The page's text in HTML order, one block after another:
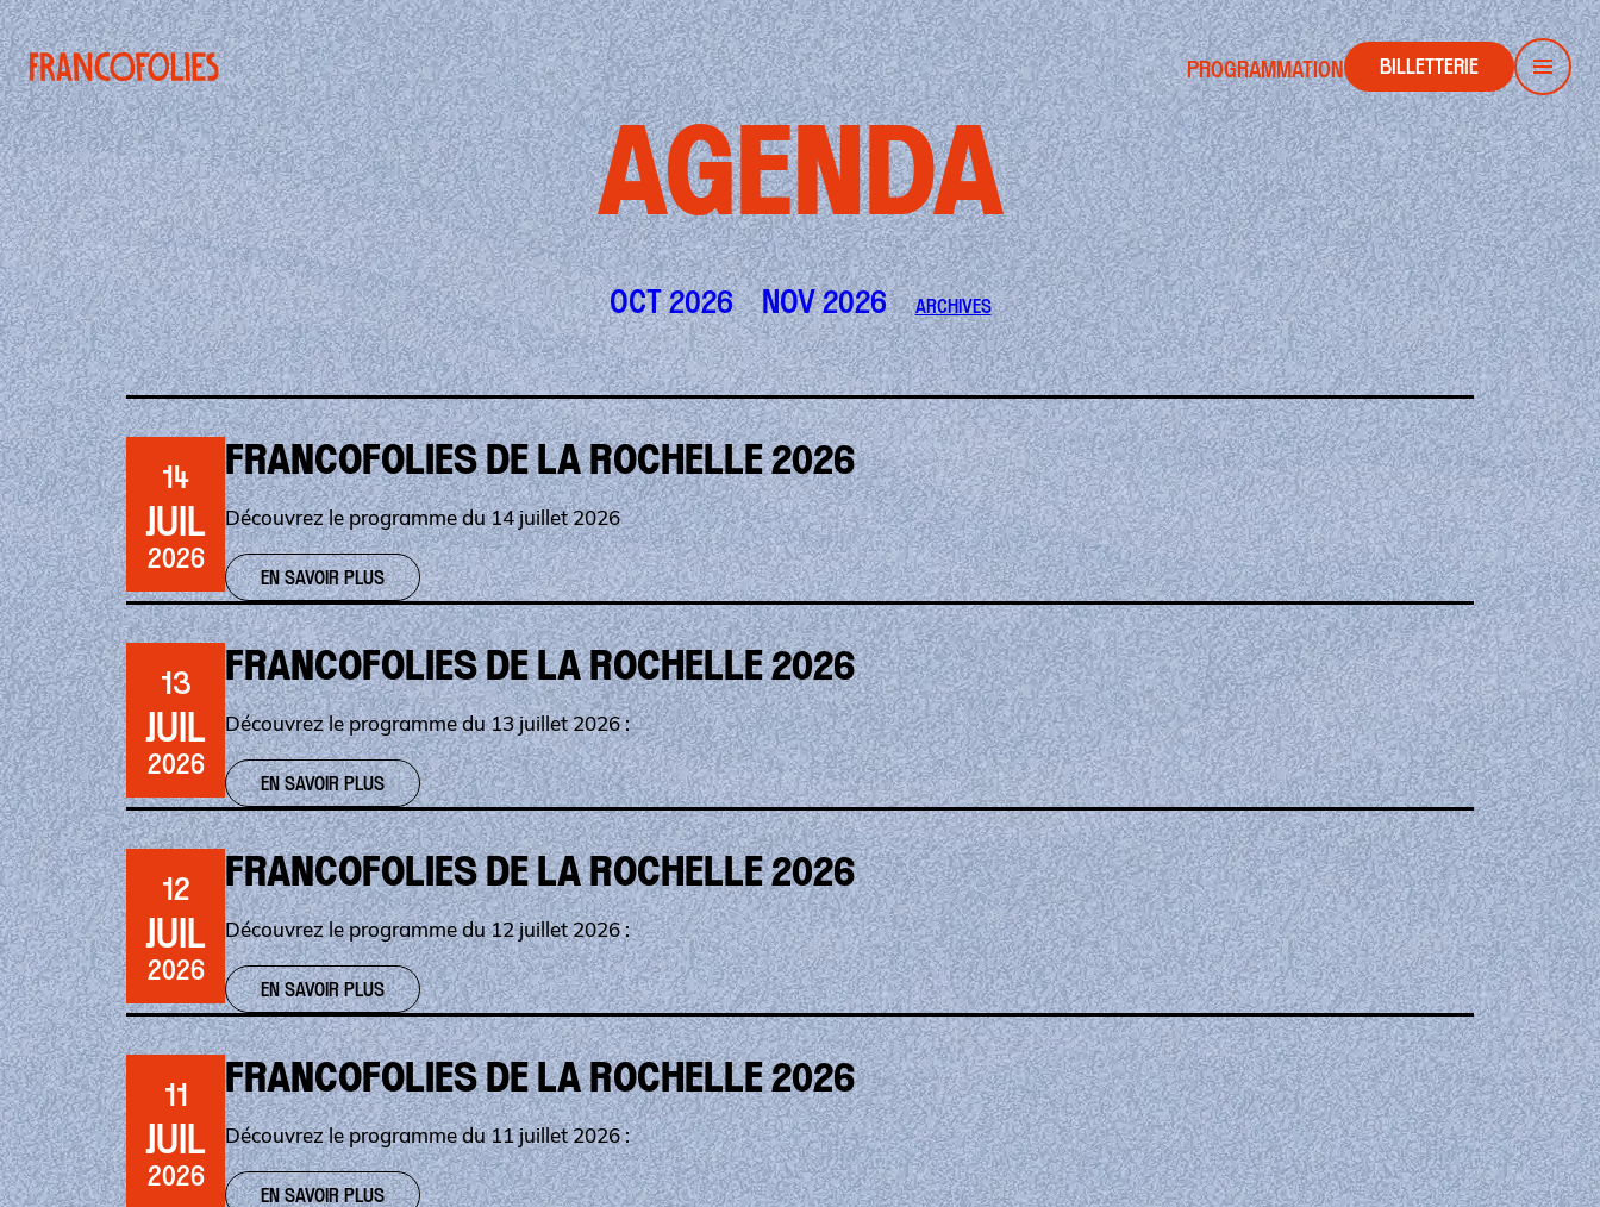
Aller au contenu principal
PROGRAMMATION BILLETTERIE Menu
AGENDA
OCT 2026 NOV 2026 ARCHIVES
14
JUIL
2026
FRANCOFOLIES DE LA ROCHELLE 2026
Découvrez le programme du 14 juillet 2026
EN SAVOIR PLUS
13
JUIL
2026
FRANCOFOLIES DE LA ROCHELLE 2026
Découvrez le programme du 13 juillet 2026 :
EN SAVOIR PLUS
12
JUIL
2026
FRANCOFOLIES DE LA ROCHELLE 2026
Découvrez le programme du 12 juillet 2026 :
EN SAVOIR PLUS
11
JUIL
2026
FRANCOFOLIES DE LA ROCHELLE 2026
Découvrez le programme du 11 juillet 2026 :
EN SAVOIR PLUS
Panneau de gestion des cookies